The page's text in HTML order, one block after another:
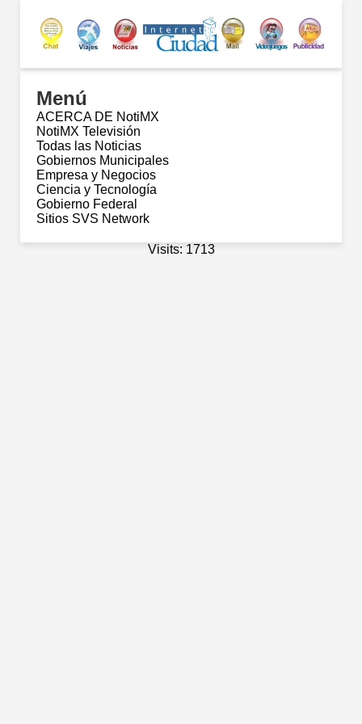
Menú
ACERCA DE NotiMX
NotiMX Televisión
Todas las Noticias
Gobiernos Municipales
Empresa y Negocios
Ciencia y Tecnología
Gobierno Federal
Sitios SVS Network
Visits: 1713